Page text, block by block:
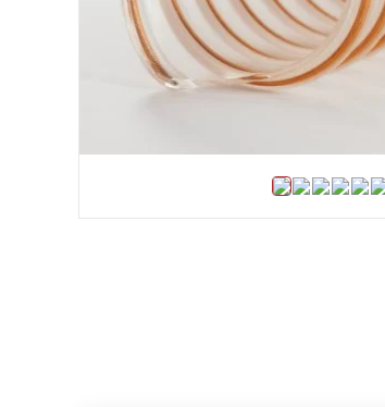
⇣ Показать все категории ⇣